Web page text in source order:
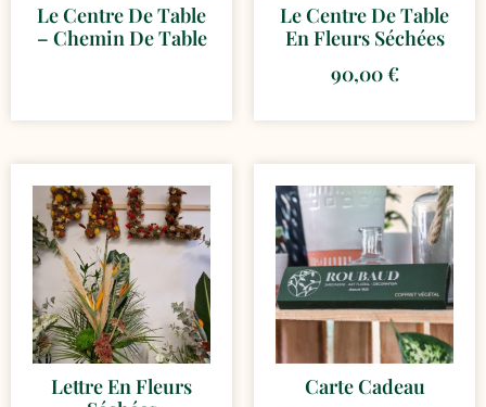
Le Centre De Table
– Chemin De Table
Le Centre De Table
En Fleurs Séchées
90,00€
Lettre En Fleurs
Carte Cadeau